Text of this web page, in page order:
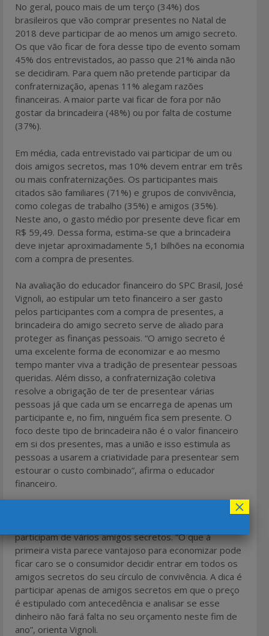
No geral, pouco mais de um terço (34%) dos
brasileiros que vão comprar presentes no Natal de
2018 deve participar de ao menos um amigo secreto.
Os que vão ficar de fora desse tipo de evento somam
45% dos entrevistados, ao passo que 21% ainda não
se decidiram. Para quem não pretende participar da
confraternização, apenas 11% alegam razões
financeiras. A maior parte vai ficar de fora por não
gostar da brincadeira (48%) ou por falta de costume
(37%).
Em média, cada entrevistado vai participar de um ou
dois amigos secretos, mas 10% devem entrar em três
ou mais confraternizações. Os participantes mais
citados são familiares (71%) e grupos de convivência,
como colegas de trabalho (35%) e amigos (35%).
Neste ano, o gasto médio por presente deve ficar em
R$ 59,49. Dessa forma, estima-se que a brincadeira
deve injetar aproximadamente 5,1 bilhões na economia
com a compra de presentes.
Na avaliação do educador financeiro do SPC Brasil, José
Vignoli, ao estipular um teto financeiro a ser gasto
pelos participantes com a compra de presentes, a
brincadeira do amigo secreto serve de aliado para
proteger as finanças pessoais. “O amigo secreto é
uma excelente forma de economizar e ao mesmo
tempo manter viva a tradição de presentear pessoas
queridas. Além disso, a confraternização coletiva
resolve a obrigação de ter de presentear várias
pessoas já que cada um se encarrega de apenas um
participante e, no fim, ninguém fica sem presente. O
foco deste tipo de brincadeira não é o valor financeiro
em si dos presentes, mas a união e isso estimula as
pessoas a usarem a criatividade para presentear sem
estourar o custo combinado”, afirma o educador
financeiro.
participam de vários amigos secretos. “O que à
primeira vista parece vantajoso para economizar pode
ficar caro se o consumidor decidir entrar em todos os
amigos secretos do seu círculo de convivência. A dica é
participar apenas de amigos secretos em que o preço
é estipulado com antecedência e analisar se esse
dinheiro não fará falta no seu orçamento neste fim de
ano”, orienta Vignoli.
×